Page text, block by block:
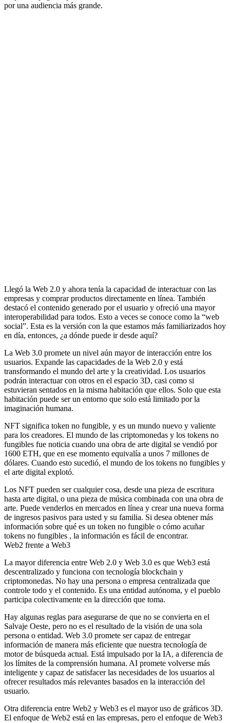
por una audiencia más grande.
Llegó la Web 2.0 y ahora tenía la capacidad de interactuar con las
empresas y comprar productos directamente en línea. También
destacó el contenido generado por el usuario y ofreció una mayor
interoperabilidad para todos. Esto a veces se conoce como la “web
social”. Esta es la versión con la que estamos más familiarizados hoy
en día, entonces, ¿a dónde puede ir desde aquí?
La Web 3.0 promete un nivel aún mayor de interacción entre los
usuarios. Expande las capacidades de la Web 2.0 y está
transformando el mundo del arte y la creatividad. Los usuarios
podrán interactuar con otros en el espacio 3D, casi como si
estuvieran sentados en la misma habitación que ellos. Solo que esta
habitación puede ser un entorno que solo está limitado por la
imaginación humana.
NFT significa token no fungible, y es un mundo nuevo y valiente
para los creadores. El mundo de las criptomonedas y los tokens no
fungibles fue noticia cuando una obra de arte digital se vendió por
1600 ETH, que en ese momento equivalía a unos 7 millones de
dólares. Cuando esto sucedió, el mundo de los tokens no fungibles y
el arte digital explotó.
Los NFT pueden ser cualquier cosa, desde una pieza de escritura
hasta arte digital, o una pieza de música combinada con una obra de
arte. Puede venderlos en mercados en línea y crear una nueva forma
de ingresos pasivos para usted y su familia. Si desea obtener más
información sobre qué es un token no fungible o cómo acuñar
tokens no fungibles , la información es fácil de encontrar.
Web2 frente a Web3
La mayor diferencia entre Web 2.0 y Web 3.0 es que Web3 está
descentralizado y funciona con tecnología blockchain y
criptomonedas. No hay una persona o empresa centralizada que
controle todo y el contenido. Es una entidad autónoma, y ​​el pueblo
participa colectivamente en la dirección que toma.
Hay algunas reglas para asegurarse de que no se convierta en el
Salvaje Oeste, pero no es el resultado de la visión de una sola
persona o entidad. Web 3.0 promete ser capaz de entregar
información de manera más eficiente que nuestra tecnología de
motor de búsqueda actual. Está impulsado por la IA, a diferencia de
los límites de la comprensión humana. AI promete volverse más
inteligente y capaz de satisfacer las necesidades de los usuarios al
ofrecer resultados más relevantes basados ​​en la interacción del
usuario.
Otra diferencia entre Web2 y Web3 es el mayor uso de gráficos 3D.
El enfoque de Web2 está en las empresas, pero el enfoque de Web3